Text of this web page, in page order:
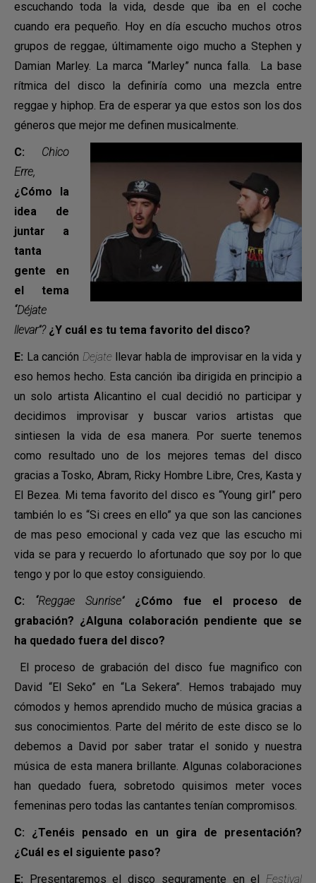
escuchando toda la vida, desde que iba en el coche
cuando era pequeño. Hoy en día escucho muchos otros
grupos de reggae, últimamente oigo mucho a Stephen y
Damian Marley. La marca “Marley” nunca falla. La base
rítmica del disco la definiría como una mezcla entre
reggae y hiphop. Era de esperar ya que estos son los dos
géneros que mejor me definen musicalmente.
C: Chico
Erre,
¿Cómo la
idea de
juntar a
tanta
gente en
el tema
“Déjate
llevar”?¿Y cuál es tu tema favorito del disco?
E: La canción Dejatellevar habla de improvisar en la vida y
eso hemos hecho. Esta canción iba dirigida en principio a
un solo artista Alicantino el cual decidió no participar y
decidimos improvisar y buscar varios artistas que
sintiesen la vida de esa manera. Por suerte tenemos
como resultado uno de los mejores temas del disco
gracias a Tosko, Abram, Ricky Hombre Libre, Cres, Kasta y
El Bezea. Mi tema favorito del disco es “Young girl” pero
también lo es “Si crees en ello” ya que son las canciones
de mas peso emocional y cada vez que las escucho mi
vida se para y recuerdo lo afortunado que soy por lo que
tengo y por lo que estoy consiguiendo.
C: “Reggae Sunrise” ¿Cómo fue el proceso de
grabación? ¿Alguna colaboración pendiente que se
ha quedado fuera del disco?
El proceso de grabación del disco fue magnifico con
David “El Seko” en “La Sekera”. Hemos trabajado muy
cómodos y hemos aprendido mucho de música gracias a
sus conocimientos. Parte del mérito de este disco se lo
debemos a David por saber tratar el sonido y nuestra
música de esta manera brillante. Algunas colaboraciones
han quedado fuera, sobretodo quisimos meter voces
femeninas pero todas las cantantes tenían compromisos.
C: ¿Tenéis pensado en un gira de presentación?
¿Cuál es el siguiente paso?
E: Presentaremos el disco seguramente en elFestival